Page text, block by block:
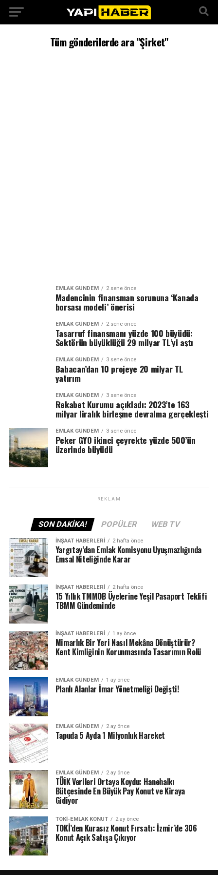
Tüm gönderilerde ara "Şirket"
EMLAK GÜNDEM 2 sene önce
Madencinin finansman sorununa ‘Kanada
borsası modeli’ önerisi
EMLAK GÜNDEM 2 sene önce
Tasarruf finansmanı yüzde 100 büyüdü:
Sektörün büyüklüğü 29 milyar TL’yi aştı
EMLAK GÜNDEM 3 sene önce
Babacan’dan 10 projeye 20 milyar TL
yatırım
EMLAK GÜNDEM 3 sene önce
Rekabet Kurumu açıkladı: 2023’te 163
milyar liralık birleşme devralma gerçekleşti
EMLAK GÜNDEM 3 sene önce
Peker GYO ikinci çeyrekte yüzde 500’ün
üzerinde büyüdü
REKLAM
SON DAKIKA! POPÜLER WEB TV
İNŞAAT HABERLERI 2 hafta önce
Yargıtay’dan Emlak Komisyonu Uyuşmazlığında
Emsal Niteliğinde Karar
İNŞAAT HABERLERI 2 hafta önce
15 Yıllık TMMOB Üyelerine Yeşil Pasaport Teklifi
TBMM Gündeminde
İNŞAAT HABERLERI 1 ay önce
Mimarlık Bir Yeri Nasıl Mekâna Dönüştürür?
Kent Kimliğinin Korunmasında Tasarımın Rolü
EMLAK GÜNDEM 1 ay önce
Planlı Alanlar İmar Yönetmeliği Değişti!
EMLAK GÜNDEM 2 ay önce
Tapuda 5 Ayda 1 Milyonluk Hareket
EMLAK GÜNDEM 2 ay önce
TÜİK Verileri Ortaya Koydu: Hanehalkı
Bütçesinde En Büyük Pay Konut ve Kiraya
Gidiyor
TOKI-EMLAK KONUT 2 ay önce
TOKİ’den Kurasız Konut Fırsatı: İzmir’de 306
Konut Açık Satışa Çıkıyor